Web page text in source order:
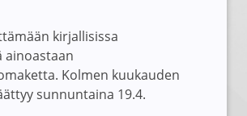
kirjallisissa
ainoastaan
Kolmen kuukauden
sunnuntaina 19.4.